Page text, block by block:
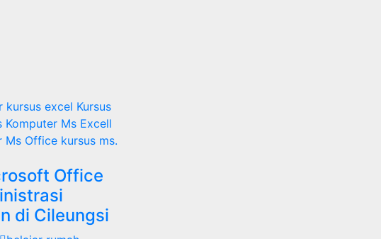
kursus excel Kursus
Komputer Ms Excell
Ms Office kursus ms.
Office
di Cileungsi